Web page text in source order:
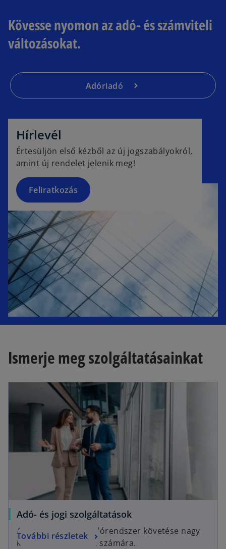
Kövesse nyomon az adó- és számviteli
változásokat.
Adóriadó
Hírlevél
Értesüljön első kézből az új jogszabályokról,
amint új rendelet jelenik meg!
Feliratkozás
p
e
n
s
i
n
a
n
e
w
t
a
b
Ismerje meg szolgáltatásainkat
Adó- és jogi szolgáltatások
A gyakran változó adórendszer követése nagy
kihívás a társaságok számára.
További részletek